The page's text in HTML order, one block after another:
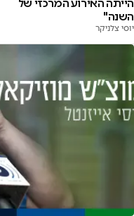
הייתה האירוע המרכזי של
השנה"
יוסי צלניקר